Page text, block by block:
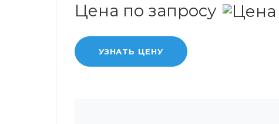
Цена по запросу
УЗНАТЬ ЦЕНУ